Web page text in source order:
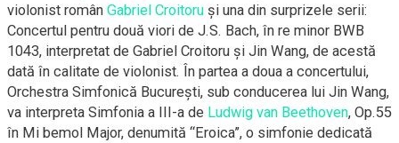
violonist român Gabriel Croitoru și una din surprizele serii:
Concertul pentru două viori de J.S. Bach, în re minor BWB
1043, interpretat de Gabriel Croitoru și Jin Wang, de acestă
dată în calitate de violonist. În partea a doua a concertului,
Orchestra Simfonică București, sub conducerea lui Jin Wang,
va interpreta Simfonia a III-a de Ludwig van Beethoven, Op.55
în Mi bemol Major, denumită “Eroica”, o simfonie dedicată